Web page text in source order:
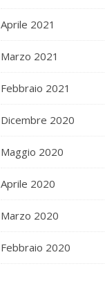
Aprile 2021
Marzo 2021
Febbraio 2021
Dicembre 2020
Maggio 2020
Aprile 2020
Marzo 2020
Febbraio 2020